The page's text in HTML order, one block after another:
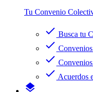
Tu Convenio
check Busca tu
check
check
check Acuerdos
layers